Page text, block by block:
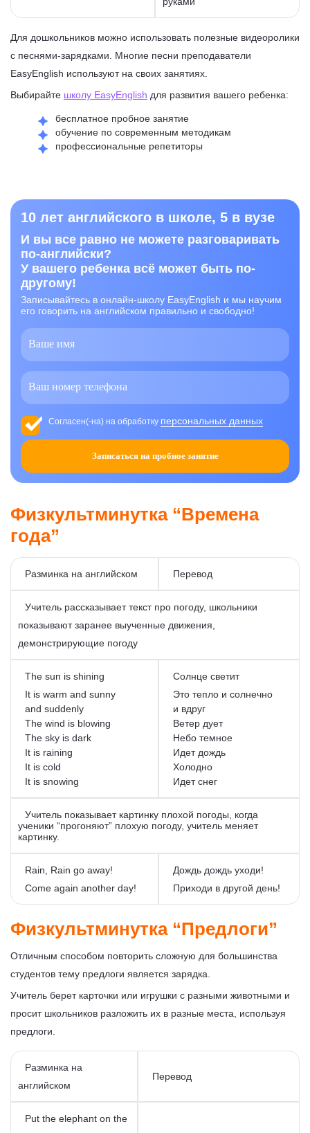
Для дошкольников можно использовать полезные видеоролики
с песнями-зарядками. Многие песни преподаватели
EasyEnglish используют на своих занятиях.
Выбирайте школу EasyEnglish для развития вашего ребенка:
бесплатное пробное занятие
обучение по современным методикам
профессиональные репетиторы
10 лет английского в школе, 5 в вузе
И вы все равно не можете разговаривать
по-английски?
У вашего ребенка всё может быть по-
другому!
Записывайтесь в онлайн-школу EasyEnglish и мы научим
его говорить на английском правильно и свободно!
Согласен(-на) на обработку персональных данных
Записаться на пробное занятие
Физкультминутка “Времена
года”
Разминка на английском Перевод
Учитель рассказывает текст про погоду, школьники
показывают заранее выученные движения,
демонстрирующие погоду
The sun is shining
It is warm and sunny
and suddenly
The wind is blowing
The sky is dark
It is raining
It is cold
It is snowing
Солнце светит
Это тепло и солнечно
и вдруг
Ветер дует
Небо темное
Идет дождь
Холодно
Идет снег
Учитель показывает картинку плохой погоды, когда
ученики “прогоняют” плохую погоду, учитель меняет
картинку.
Rain, Rain go away!
Come again another day!
Дождь дождь уходи!
Приходи в другой день!
Физкультминутка “Предлоги”
Отличным способом повторить сложную для большинства
студентов тему предлоги является зарядка.
Учитель берет карточки или игрушки с разными животными и
просит школьников разложить их в разные места, используя
предлоги.
Разминка на
английском
Перевод
Put the elephant on the